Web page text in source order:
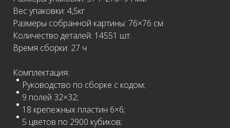
Вес упаковки: 4,5кг
Размеры собранной картины: 76×76 см
Количество деталей: 14551 шт.
Время сборки: 27 ч
Комплектация:
Руководство по сборке с кодом;
9 полей 32×32;
18 крепежных пластин 6×6;
5 цветов по 2900 кубиков;